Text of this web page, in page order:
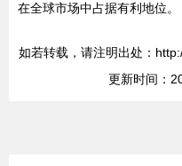
在全球市场中占据有利地位。
如若转载，请注明出处：
更新时间：